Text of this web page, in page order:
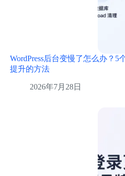
WordPress后台变慢了怎么办？5
提升的方法
2026年7月28日